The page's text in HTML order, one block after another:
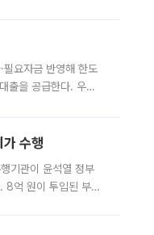
요자금 반영해 한도
출을 공급한다. 우리
수행
기관이 윤석열 정부
8억 원이 투입된 부산